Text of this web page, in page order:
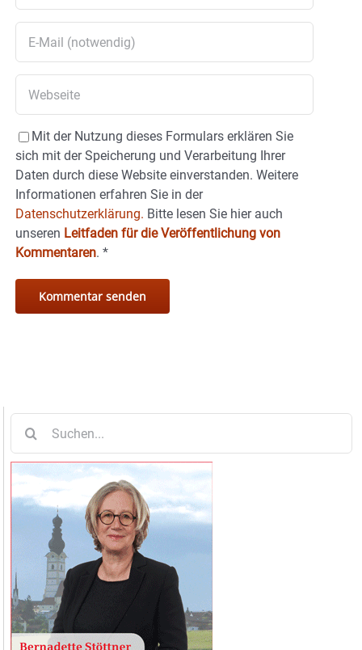
Mit der Nutzung dieses Formulars erklären Sie
sich mit der Speicherung und Verarbeitung Ihrer
Daten durch diese Website einverstanden. Weitere
Informationen erfahren Sie in der
Datenschutzerklärung. Bitte lesen Sie hier auch
unseren Leitfaden für die Veröffentlichung von
Kommentaren. *
nach: